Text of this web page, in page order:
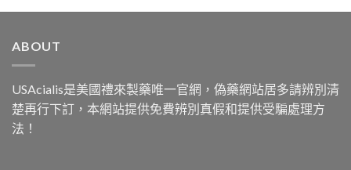
ABOUT
USAcialis是美國禮來製藥唯一官網，偽藥網站居多請辨別清
楚再行下訂，本網站提供免費辨別真假和提供受騙處理方
法！